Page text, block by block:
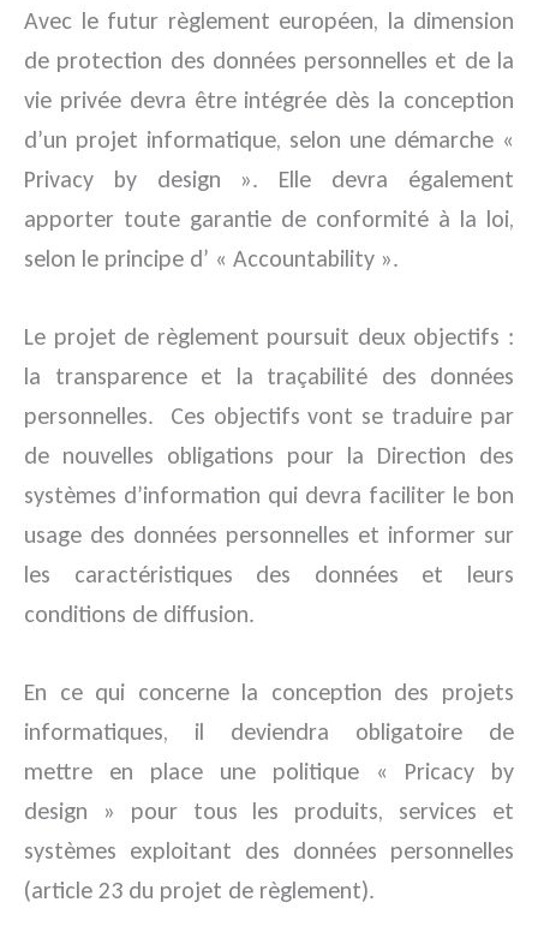
Avec le futur règlement européen, la dimension
de protection des données personnelles et de la
vie privée devra être intégrée dès la conception
d’un projet informatique, selon une démarche «
Privacy by design ». Elle devra également
apporter toute garantie de conformité à la loi,
selon le principe d’ « Accountability ».
Le projet de règlement poursuit deux objectifs :
la transparence et la traçabilité des données
personnelles. Ces objectifs vont se traduire par
de nouvelles obligations pour la Direction des
systèmes d’information qui devra faciliter le bon
usage des données personnelles et informer sur
les caractéristiques des données et leurs
conditions de diffusion.
En ce qui concerne la conception des projets
informatiques, il deviendra obligatoire de
mettre en place une politique « Pricacy by
design » pour tous les produits, services et
systèmes exploitant des données personnelles
(article 23 du projet de règlement).